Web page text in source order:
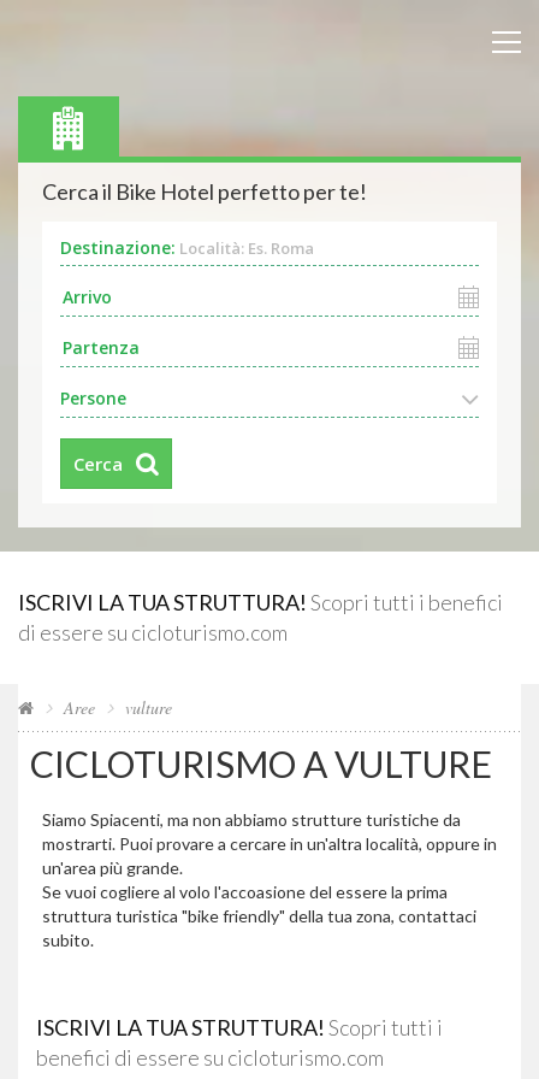
Cerca il Bike Hotel perfetto per te!
Destinazione: Località: Es. Roma
Persone
Cerca
ISCRIVI LA TUA STRUTTURA! Scopri tutti i benefici
di essere su cicloturismo.com
Aree vulture
CICLOTURISMO A VULTURE
Siamo Spiacenti, ma non abbiamo strutture turistiche da
mostrarti. Puoi provare a cercare in un'altra località, oppure in
un'area più grande.
Se vuoi cogliere al volo l'accoasione del essere la prima
struttura turistica "bike friendly" della tua zona, contattaci
subito.
ISCRIVI LA TUA STRUTTURA! Scopri tutti i
benefici di essere su cicloturismo.com